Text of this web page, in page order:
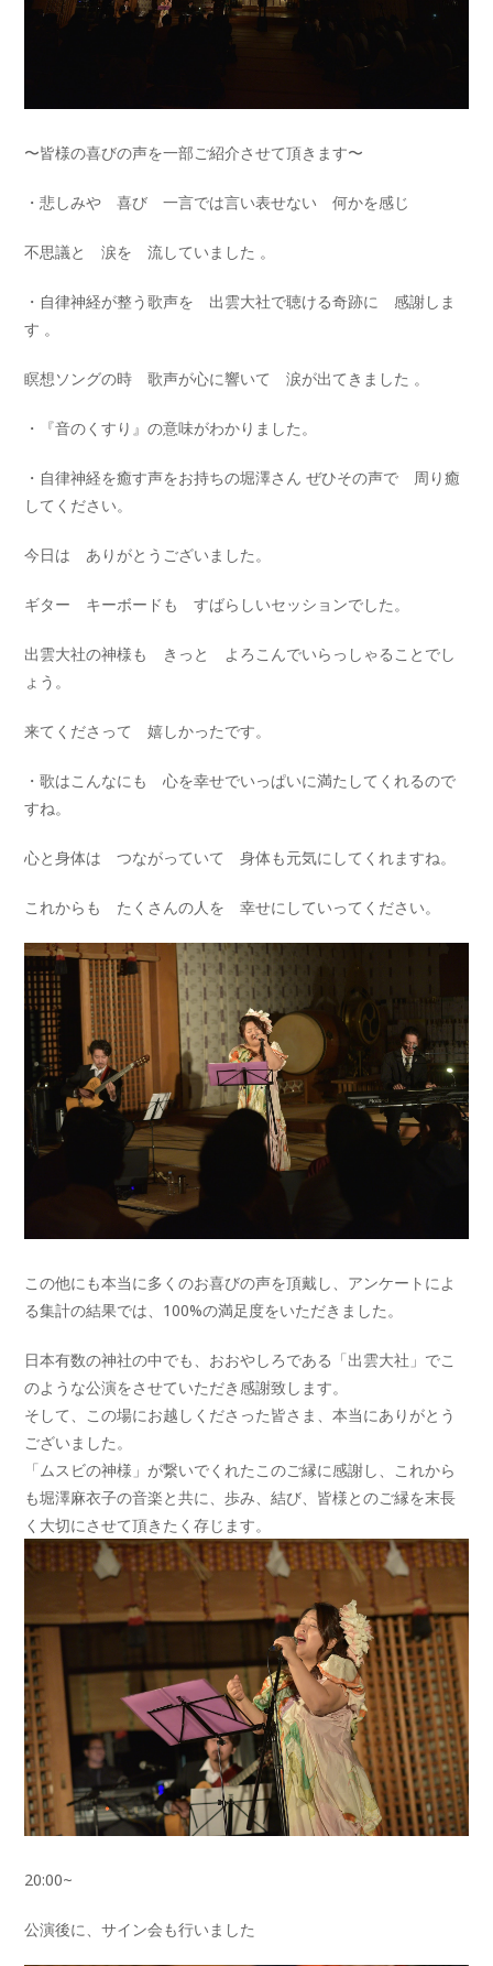
〜皆様の喜びの声を一部ご紹介させて頂きます〜
・悲しみや 喜び 一言では言い表せない 何かを感じ
不思議と 涙を 流していました 。
・自律神経が整う歌声を 出雲大社で聴ける奇跡に 感謝しま
す 。
瞑想ソングの時 歌声が心に響いて 涙が出てきました 。
・『音のくすり』の意味がわかりました。
・自律神経を癒す声をお持ちの堀澤さん ぜひその声で 周り癒
してください。
今日は ありがとうございました。
ギター キーボードも すばらしいセッションでした。
出雲大社の神様も きっと よろこんでいらっしゃることでし
ょう。
来てくださって 嬉しかったです。
・歌はこんなにも 心を幸せでいっぱいに満たしてくれるので
すね。
心と身体は つながっていて 身体も元気にしてくれますね。
これからも たくさんの人を 幸せにしていってください。
この他にも本当に多くのお喜びの声を頂戴し、アンケートによ
る集計の結果では、100%の満足度をいただきました。
日本有数の神社の中でも、おおやしろである「出雲大社」でこ
のような公演をさせていただき感謝致します。
そして、この場にお越しくださった皆さま、本当にありがとう
ございました。
「ムスビの神様」が繋いでくれたこのご縁に感謝し、これから
も堀澤麻衣子の音楽と共に、歩み、結び、皆様とのご縁を末長
く大切にさせて頂きたく存じます。
20:00~
公演後に、サイン会も行いました